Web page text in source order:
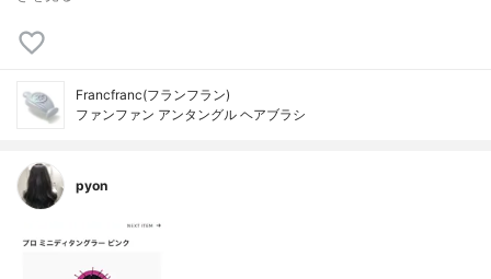
Francfranc(フランフラン)
ファンファン アンタングル ヘアブラシ
pyon